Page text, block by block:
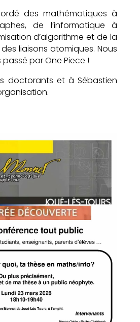
des mathématiques à
de l’informatique à
d’algorithme et de la
liaisons atomiques. Nous
par One Piece !
doctorants et à Sébastien